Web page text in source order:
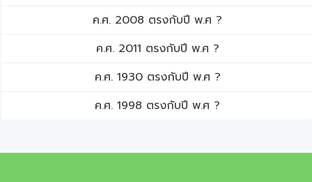
ค.ศ. 2008 ตรงกับปี พ.ศ ?
ค.ศ. 2011 ตรงกับปี พ.ศ ?
ค.ศ. 1930 ตรงกับปี พ.ศ ?
ค.ศ. 1998 ตรงกับปี พ.ศ ?